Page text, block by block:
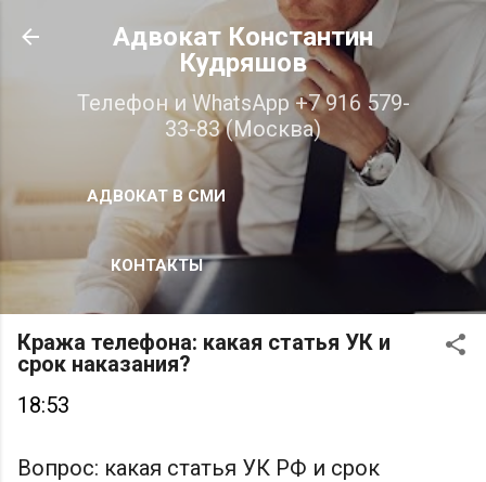
К основному контенту
Адвокат Константин
Кудряшов
Телефон и WhatsApp +7 916 579-
33-83 (Москва)
АДВОКАТ В СМИ
КОНТАКТЫ
Кража телефона: какая статья УК и
срок наказания?
18:53
Вопрос: какая статья УК РФ и срок